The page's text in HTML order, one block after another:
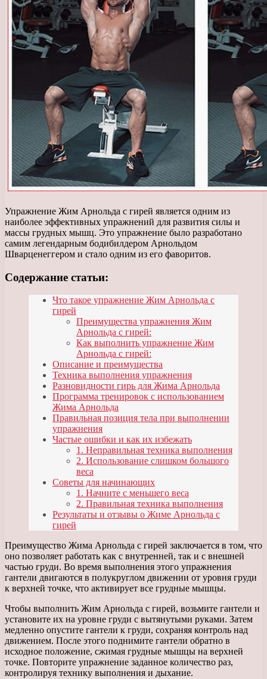
Упражнение Жим Арнольда с гирей является одним из
наиболее эффективных упражнений для развития силы и
массы грудных мышц. Это упражнение было разработано
самим легендарным бодибилдером Арнольдом
Шварценеггером и стало одним из его фаворитов.
Содержание статьи:
Что такое упражнение Жим Арнольда с
гирей
Преимущества упражнения Жим
Арнольда с гирей:
Как выполнить упражнение Жим
Арнольда с гирей:
Описание и преимущества
Техника выполнения упражнения
Разновидности гирь для Жима Арнольда
Программа тренировок с использованием
Жима Арнольда
Правильная позиция тела при выполнении
упражнения
Частые ошибки и как их избежать
1. Неправильная техника выполнения
2. Использование слишком большого
веса
Советы для начинающих
1. Начните с меньшего веса
2. Правильная техника выполнения
Результаты и отзывы о Жиме Арнольда с
гирей
Преимущество Жима Арнольда с гирей заключается в том, что
оно позволяет работать как с внутренней, так и с внешней
частью груди. Во время выполнения этого упражнения
гантели двигаются в полукруглом движении от уровня груди
к верхней точке, что активирует все грудные мышцы.
Чтобы выполнить Жим Арнольда с гирей, возьмите гантели и
установите их на уровне груди с вытянутыми руками. Затем
медленно опустите гантели к груди, сохраняя контроль над
движением. После этого поднимите гантели обратно в
исходное положение, сжимая грудные мышцы на верхней
точке. Повторите упражнение заданное количество раз,
контролируя технику выполнения и дыхание.